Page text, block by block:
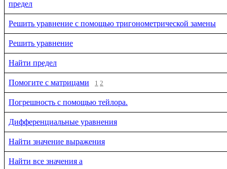
предел
Решить уравнение с помощью тригонометрической замены
Решить уравнение
Найти предел
Помогите с матрицами 1 2
Погрешность с помощью тейлора.
Дифференциальные уравнения
Найти значение выражения
Найти все значения a